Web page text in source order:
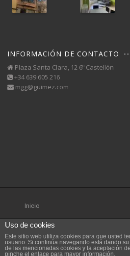
INFORMACIÓN DE CONTACTO
Plaza Santa Clara, 12 6º Castellón
+34 639 605 216
mgg@guimez.com
Inicio
Uso de cookies
Este sitio web utiliza cookies para que usted
usuario. Si continúa navegando está dando
de las mencionadas cookies y la aceptación
pinche el enlace para mayor información.